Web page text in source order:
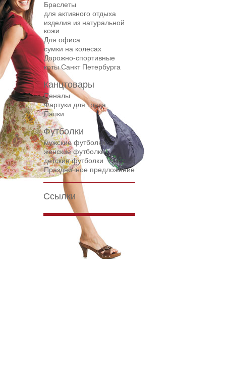
Браслеты
для активного отдыха
изделия из натуральной
кожи
Для офиса
сумки на колесах
Дорожнo-спортивные
коты Санкт Петербурга
Канцтовары
Пеналы
Фартуки для труда
Папки
Футболки
мужские футболки
женские футболки
детские футболки
Праздничное предложение
Ссылки